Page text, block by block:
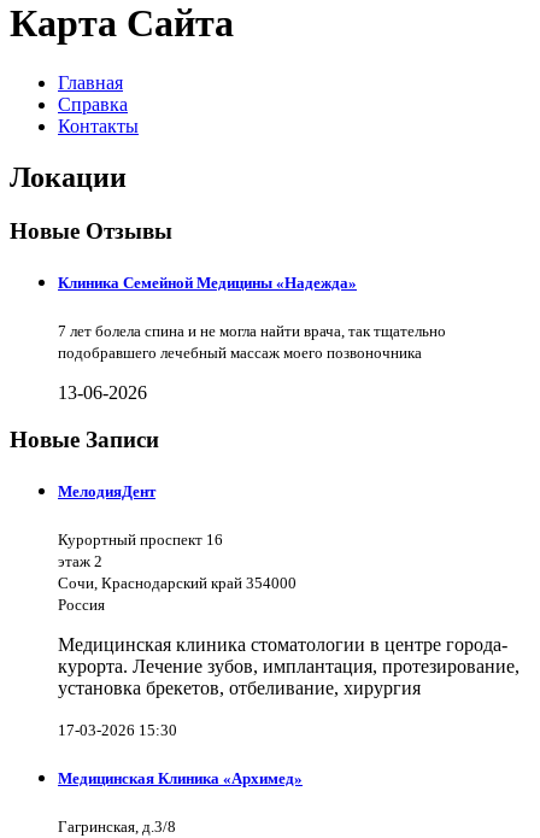
Карта Сайта
Главная
Справка
Контакты
Локации
Новые Отзывы
Клиника Семейной Медицины «Надежда»
7 лет болела спина и не могла найти врача, так тщательно
подобравшего лечебный массаж моего позвоночника
13-06-2026
Новые Записи
МелодияДент
Курортный проспект 16
этаж 2
Сочи, Краснодарский край 354000
Россия
Медицинская клиника стоматологии в центре города-
курорта. Лечение зубов, имплантация, протезирование,
установка брекетов, отбеливание, хирургия
17-03-2026 15:30
Медицинская Клиника «Архимед»
Гагринская, д.3/8